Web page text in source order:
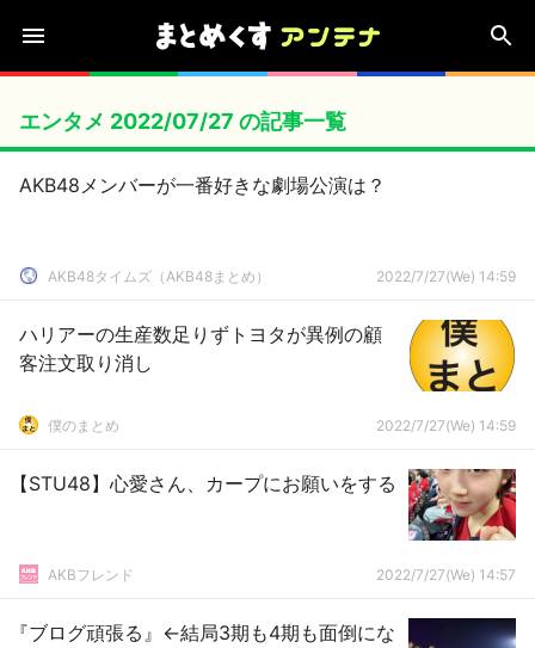
エンタメ 2022/07/27 の記事一覧
AKB48メンバーが一番好きな劇場公演は？
AKB48タイムズ（AKB48まとめ） 2022/7/27(We) 14:59
ハリアーの生産数足りずトヨタが異例の顧
客注文取り消し
僕のまとめ 2022/7/27(We) 14:59
【STU48】心愛さん、カープにお願いをする
AKBフレンド 2022/7/27(We) 14:57
『ブログ頑張る』←結局3期も4期も面倒にな